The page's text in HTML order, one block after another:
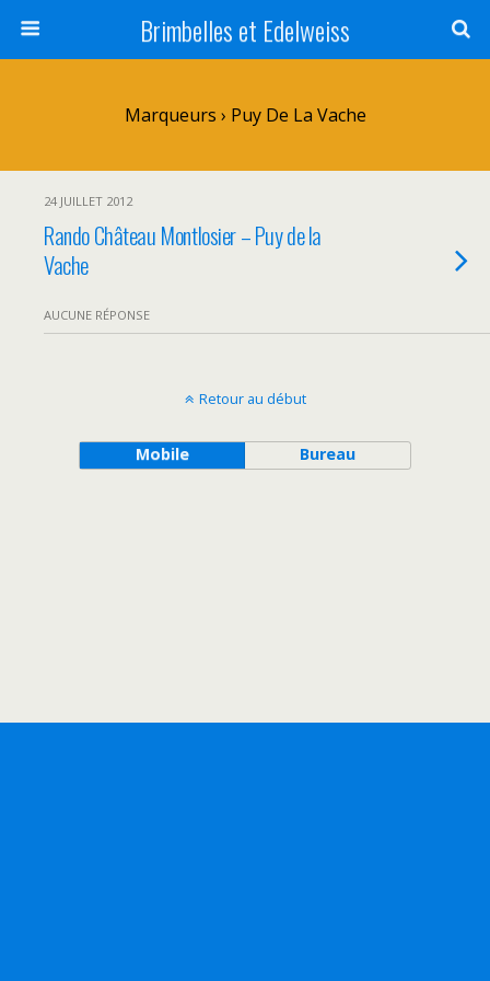
Brimbelles et Edelweiss
Marqueurs › Puy De La Vache
24 JUILLET 2012
Rando Château Montlosier – Puy de la
Vache
AUCUNE RÉPONSE
Retour au début
Mobile Bureau